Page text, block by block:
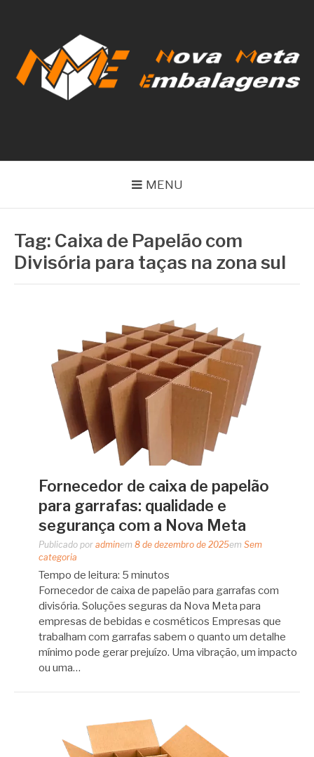
conteúdo
MENU
Tag: Caixa de Papelão com
Divisória para taças na zona sul
Fornecedor de caixa de papelão
para garrafas: qualidade e
segurança com a Nova Meta
Publicado por adminem 8 de dezembro de 2025em Sem
categoria
Tempo de leitura: 5 minutos
Fornecedor de caixa de papelão para garrafas com
divisória. Soluções seguras da Nova Meta para
empresas de bebidas e cosméticos Empresas que
trabalham com garrafas sabem o quanto um detalhe
mínimo pode gerar prejuízo. Uma vibração, um impacto
ou uma…